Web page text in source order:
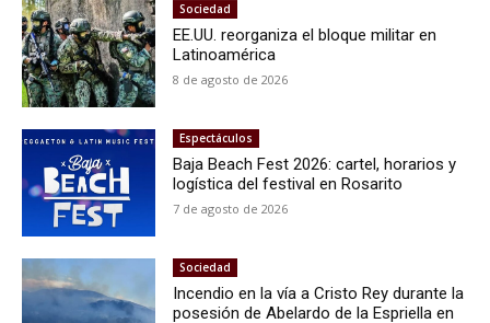
Sociedad
EE.UU. reorganiza el bloque militar en
Latinoamérica
8 de agosto de 2026
Espectáculos
Baja Beach Fest 2026: cartel, horarios y
logística del festival en Rosarito
7 de agosto de 2026
Sociedad
Incendio en la vía a Cristo Rey durante la
posesión de Abelardo de la Espriella en